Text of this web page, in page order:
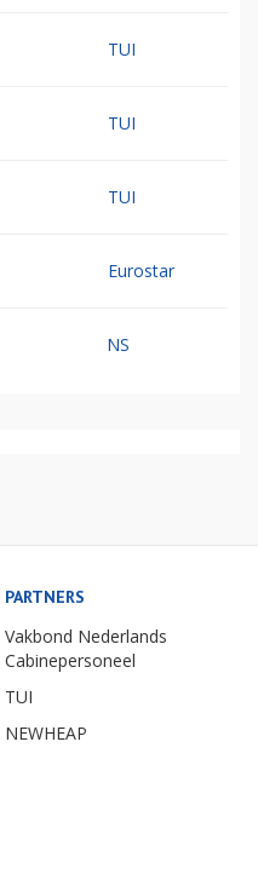
TUI
TUI
TUI
Eurostar
NS
PARTNERS
Vakbond Nederlands
Cabinepersoneel
TUI
NEWHEAP